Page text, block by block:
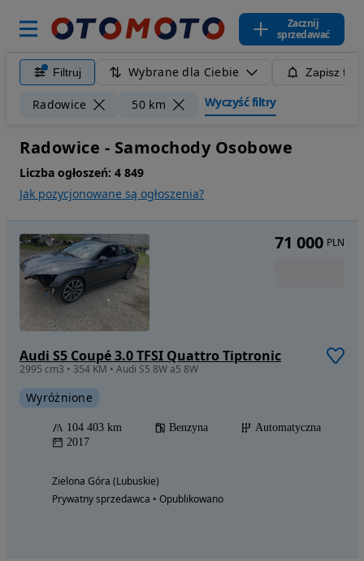
Zacznij
sprzedawać
Filtruj Wybrane dla Ciebie Zapisz
Radowice 50 km Wyczyść filtry
Radowice - Samochody Osobowe
Liczba ogłoszeń: 4 849
Jak pozycjonowane są ogłoszenia?
Audi S5 Coupé 3.0 TFSI Quattro Tiptronic
2995 cm3 • 354 KM • Audi S5 8W a5 8W
Wyróżnione
104 403 km Benzyna
Automatyczna
2017
Zielona Góra (Lubuskie)
Prywatny sprzedawca • Opublikowano
71 000 PLN